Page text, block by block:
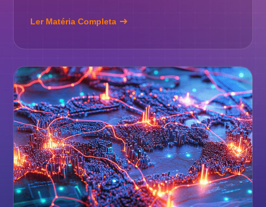
Ler Matéria Completa